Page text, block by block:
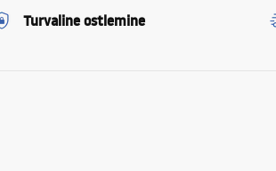
Turvaline ostlemine